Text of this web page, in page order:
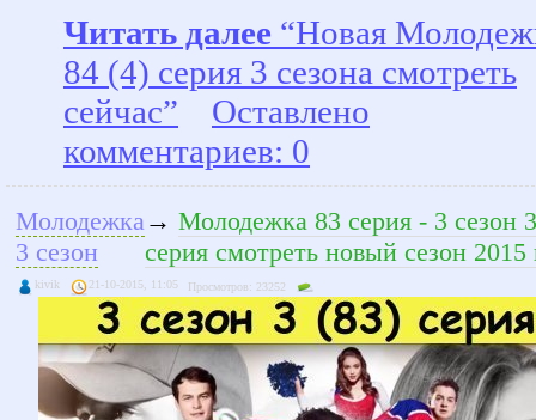
Читать далее “Новая
84 (4) серия 3 сезона смотреть
сейчас”
Оставлено
комментариев: 0
Молодежка
3 сезон
→ Молодежка 83 серия - 3 сезон 3
серия смотреть новый сезон 2015
kivik 21-10-2015, 11:05 Просмотров: 23252